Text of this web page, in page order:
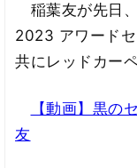
稲葉友が先日
2023 アワード
共にレッドカー
【動画】黒の
友